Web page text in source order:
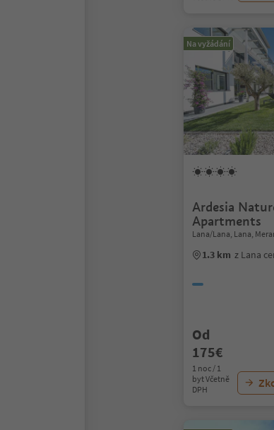
Na vyžádání
Ardesia
Apartments
Lana/Lana, Lana,
1.3 km z Lana
Od
175€
1 noc / 1
byt Včetně
DPH